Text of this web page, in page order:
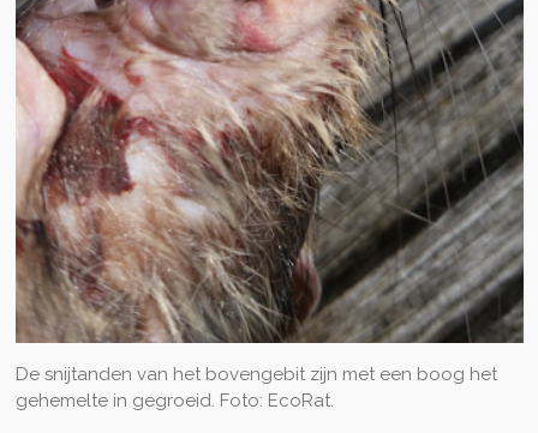
De snijtanden van het bovengebit zijn met een boog het
gehemelte in gegroeid. Foto: EcoRat.